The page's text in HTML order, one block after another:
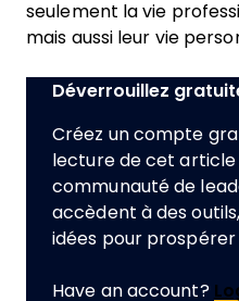
seulement la vie
mais aussi leur vie
Déverrouillez
Créez un compte
lecture de cet
communauté de
accèdent à des
idées pour prospérer
Have an account?